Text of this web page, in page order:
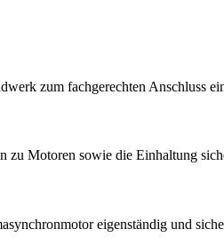
zum fachgerechten Anschluss
zu Motoren sowie die Einhaltung
eigenständig und